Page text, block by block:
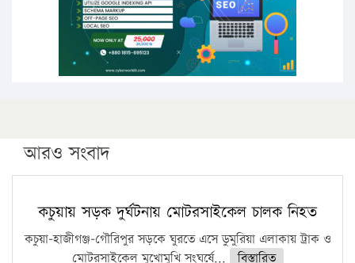
ফরিদগঞ্জে আগুনে পুড়লো ৬ ব্যবসা প্রতিষ্ঠান
আরও সংবাদ
কচুয়ায় সড়ক দুর্ঘটনায় মোটরসাইকেল চালক নিহত
কচুয়া-হাজীগঞ্জ-গৌরিপুর সড়কে ঘুরতে এসে ডুমুরিয়া এলাকায় ট্রাক ও
মোটরসাইকেল মুখোমুখি সংঘর্ষে...
বিস্তারিত